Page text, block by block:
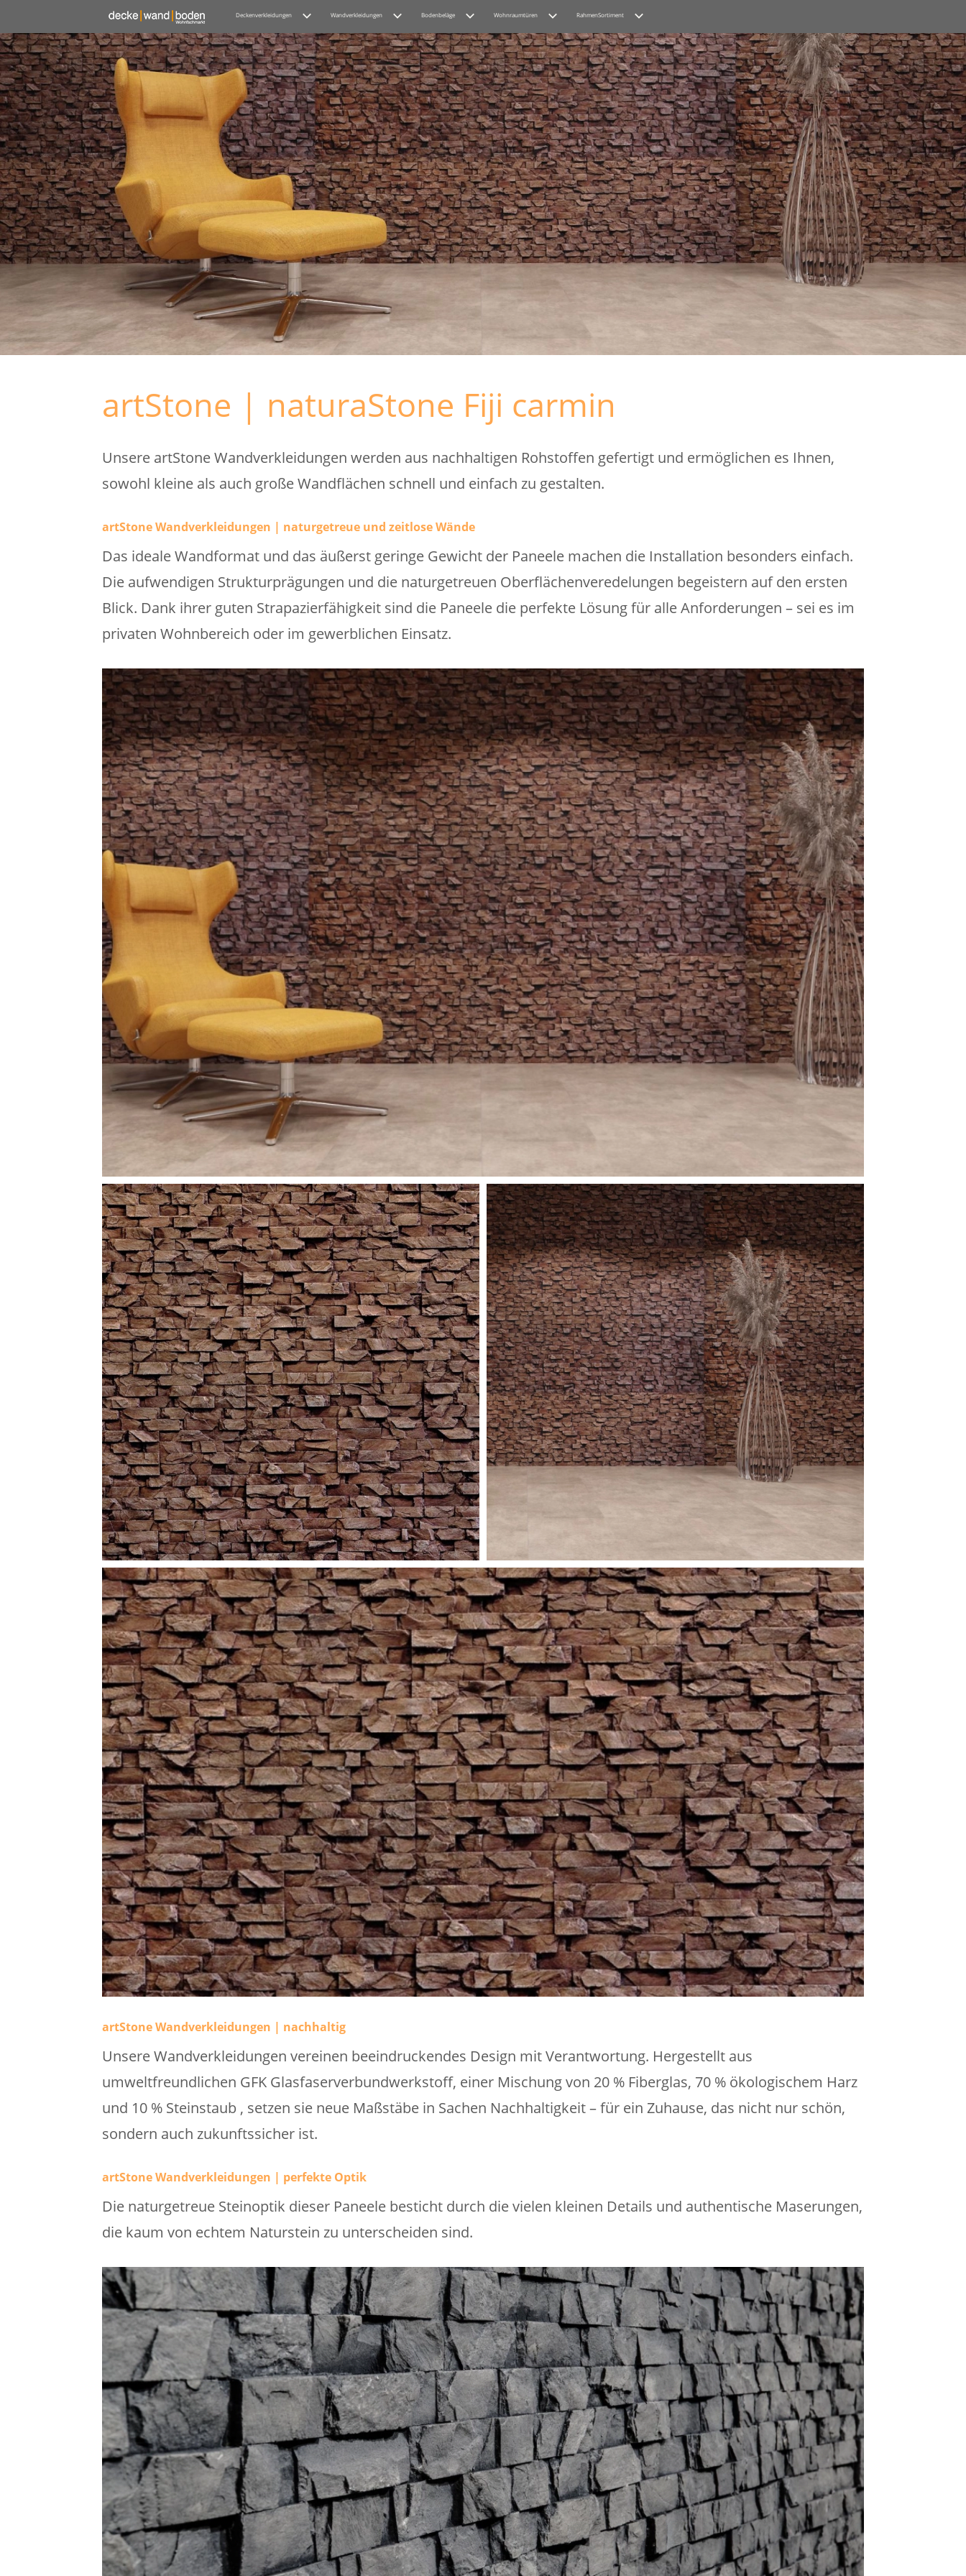
Deckenverkleidungen Wandverkleidungen Bodenbeläge Wohnraumtüren RahmenSortiment
artStone | naturaStone Fiji carmin
Unsere artStone Wandverkleidungen werden aus nachhaltigen Rohstoffen gefertigt und ermöglichen es Ihnen,
sowohl kleine als auch große Wandflächen schnell und einfach zu gestalten.
artStone Wandverkleidungen | naturgetreue und zeitlose Wände
Das ideale Wandformat und das äußerst geringe Gewicht der Paneele machen die Installation besonders einfach.
Die aufwendigen Strukturprägungen und die naturgetreuen Oberflächenveredelungen begeistern auf den ersten
Blick. Dank ihrer guten Strapazierfähigkeit sind die Paneele die perfekte Lösung für alle Anforderungen – sei es im
privaten Wohnbereich oder im gewerblichen Einsatz.
artStone Wandverkleidungen | nachhaltig
Unsere Wandverkleidungen vereinen beeindruckendes Design mit Verantwortung. Hergestellt aus
umweltfreundlichen GFK Glasfaserverbundwerkstoff, einer Mischung von 20 % Fiberglas, 70 % ökologischem Harz
und 10 % Steinstaub , setzen sie neue Maßstäbe in Sachen Nachhaltigkeit – für ein Zuhause, das nicht nur schön,
sondern auch zukunftssicher ist.
artStone Wandverkleidungen | perfekte Optik
Die naturgetreue Steinoptik dieser Paneele besticht durch die vielen kleinen Details und authentische Maserungen,
die kaum von echtem Naturstein zu unterscheiden sind.